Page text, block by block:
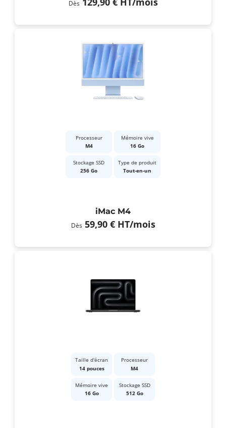
Dès
Processeur
M4
Mémoire vive
16 Go
Stockage SSD
256 Go
Type de produit
Tout-en-un
iMac M4
Dès 59,90 € HT/mois
Taille d'écran
14 pouces
Processeur
M4
Mémoire vive
16 Go
Stockage SSD
512 Go